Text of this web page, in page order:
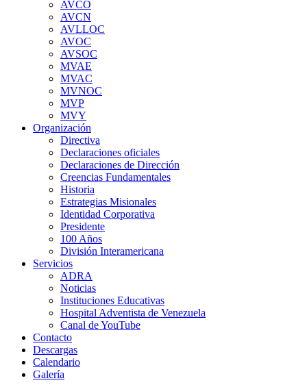
AVCO
AVCN
AVLLOC
AVOC
AVSOC
MVAE
MVAC
MVNOC
MVP
MVY
Organización
Directiva
Declaraciones oficiales
Declaraciones de Dirección
Creencias Fundamentales
Historia
Estrategias Misionales
Identidad Corporativa
Presidente
100 Años
División Interamericana
Servicios
ADRA
Noticias
Instituciones Educativas
Hospital Adventista de Venezuela
Canal de YouTube
Contacto
Descargas
Calendario
Galería